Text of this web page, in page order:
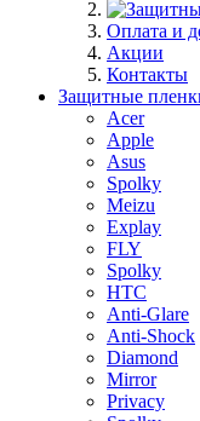
Оплата и
Акции
Контакты
Защитные
Acer
Apple
Asus
Spolky
Meizu
Explay
FLY
Spolky
HTC
Anti-Glare
Anti-Shock
Diamond
Mirror
Privacy